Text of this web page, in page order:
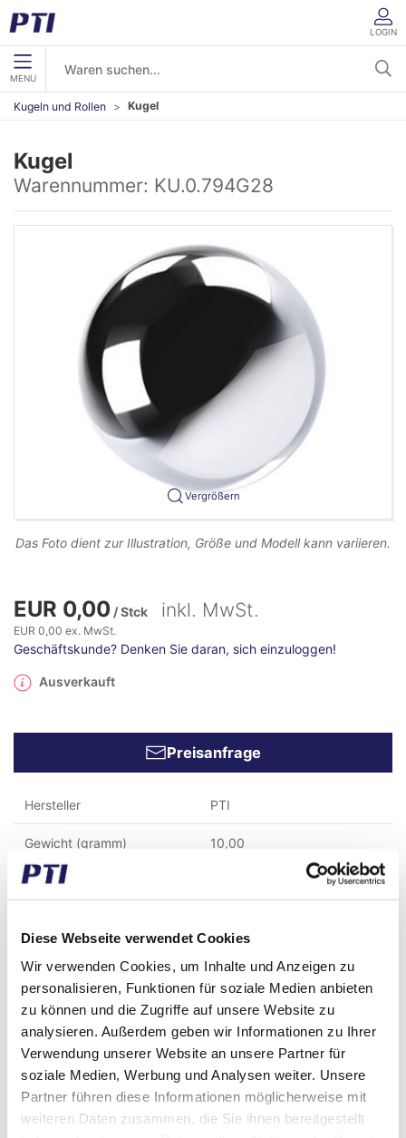
Diese Webseite verwendet Cookies
Wir verwenden Cookies, um Inhalte und Anzeigen zu
personalisieren, Funktionen für soziale Medien anbieten
zu können und die Zugriffe auf unsere Website zu
analysieren. Außerdem geben wir Informationen zu Ihrer
Verwendung unserer Website an unsere Partner für
soziale Medien, Werbung und Analysen weiter. Unsere
Partner führen diese Informationen möglicherweise mit
weiteren Daten zusammen, die Sie ihnen bereitgestellt
LOGIN
MENU
Kugeln und Rollen Kugel
Kugel
Warennummer: KU.0.794G28
Vergrößern
Das Foto dient zur Illustration, Größe und Modell kann variieren.
EUR 0,00 / Stck inkl. MwSt.
EUR 0,00 ex. MwSt.
Geschäftskunde? Denken Sie daran, sich einzuloggen!
Ausverkauft
Preisanfrage
Hersteller PTI
Gewicht (gramm) 10,00
Gewicht (kg)
Zollmaß 1/32"
Aussen Durchmesser (mm) 0,79
Material AISI 420C W4034 Edelstahl
G28 Precision grade